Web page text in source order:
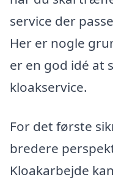
service der
Her er nogle
er en god idé at
kloakservice.
For det første
bredere
Kloakarbejde